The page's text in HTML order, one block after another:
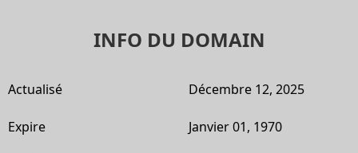
INFO DU DOMAIN
Actualisé Décembre 12, 2025
Expire Janvier 01, 1970